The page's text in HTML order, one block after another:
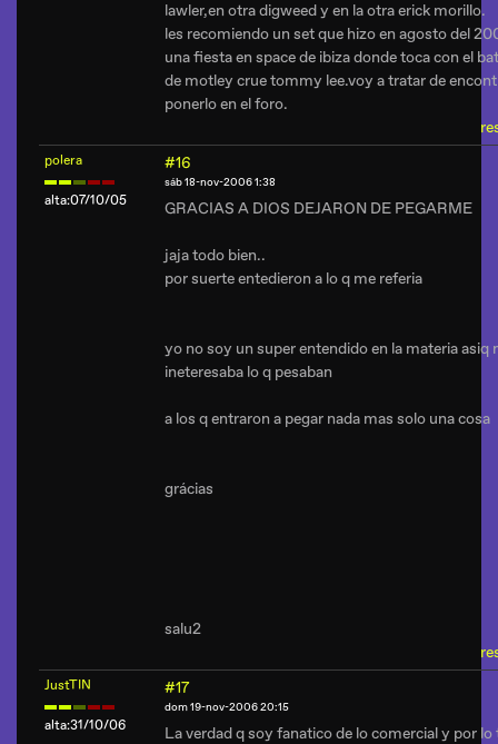
lawler,en otra digweed y en la otra erick morillo.
les recomiendo un set que hizo en agosto del
una fiesta en space de ibiza donde toca con el
de motley crue tommy lee.voy a tratar de
ponerlo en el foro.
polera
alta:07/10/05
#16
sáb 18-nov-2006 1:38
GRACIAS A DIOS DEJARON DE PEGARME
jaja todo bien..
por suerte entedieron a lo q me referia
yo no soy un super entendido en la materia asiq
ineteresaba lo q pesaban
a los q entraron a pegar nada mas solo una cosa
grácias
salu2
JustTIN
alta:31/10/06
#17
dom 19-nov-2006 20:15
La verdad q soy fanatico de lo comercial y por lo